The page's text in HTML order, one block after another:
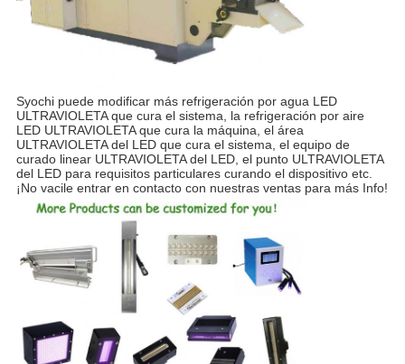
Syochi puede modificar más refrigeración por agua LED
ULTRAVIOLETA que cura el sistema, la refrigeración por aire
LED ULTRAVIOLETA que cura la máquina, el área
ULTRAVIOLETA del LED que cura el sistema, el equipo de
curado linear ULTRAVIOLETA del LED, el punto ULTRAVIOLETA
del LED para requisitos particulares curando el dispositivo etc.
¡No vacile entrar en contacto con nuestras ventas para más Info!